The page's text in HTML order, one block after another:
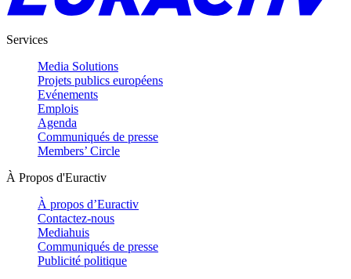
Services
Media Solutions
Projets publics européens
Evénements
Emplois
Agenda
Communiqués de presse
Members’ Circle
À Propos d'Euractiv
À propos d’Euractiv
Contactez-nous
Mediahuis
Communiqués de presse
Publicité politique